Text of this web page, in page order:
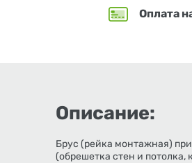
Оплата
Описание:
Брус (рейка монтажная)
(обрешетка стен и потолка,